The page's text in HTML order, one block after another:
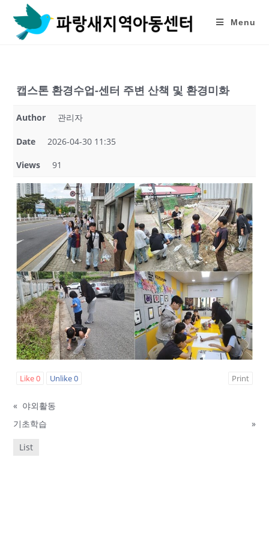
content
Menu
캡스톤 환경수업-센터 주변 산책 및 환경미화
Author 관리자
Date 2026-04-30 11:35
Views 91
Like0 Unlike0 Print
« 야외활동
기초학습
»
List